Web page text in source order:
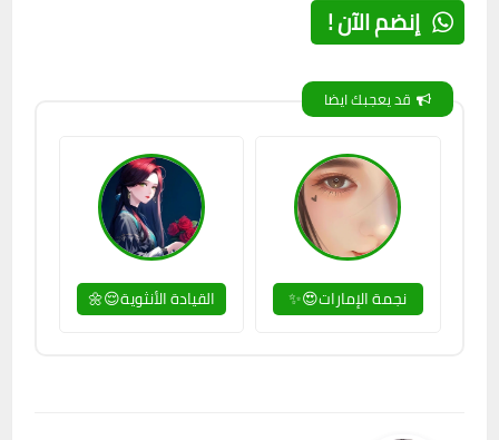
إنضم الآن !
قد يعجبك ايضا
نجمة الإمارات😍✨ القيادة الأنثوية😌🌼